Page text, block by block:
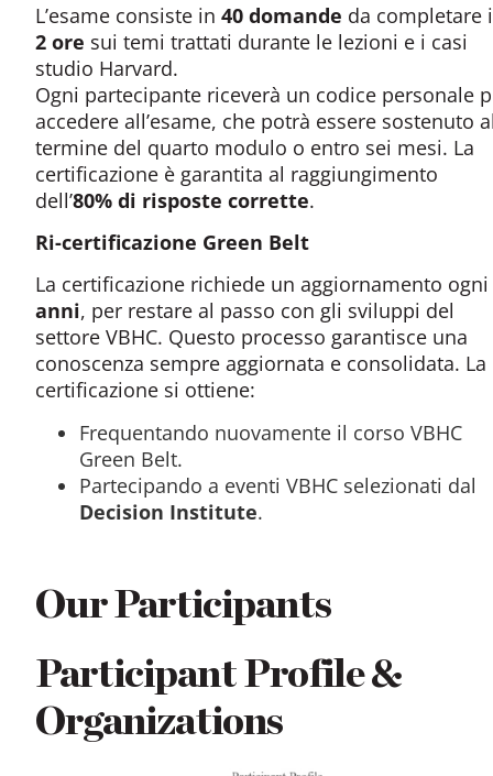
L’esame consiste in 40 domande da completare
2 ore sui temi trattati durante le lezioni e i casi
studio Harvard.
Ogni partecipante riceverà un codice personale
accedere all’esame, che potrà essere sostenuto
termine del quarto modulo o entro sei mesi. La
certificazione è garantita al raggiungimento
dell’80% di risposte corrette.
Ri-certificazione Green Belt
La certificazione richiede un aggiornamento ogni
anni, per restare al passo con gli sviluppi del
settore VBHC. Questo processo garantisce una
conoscenza sempre aggiornata e consolidata. La
certificazione si ottiene:
Frequentando nuovamente il corso VBHC
Green Belt.
Partecipando a eventi VBHC selezionati dal
Decision Institute.
Our Participants
Participant Profile &
Organizations